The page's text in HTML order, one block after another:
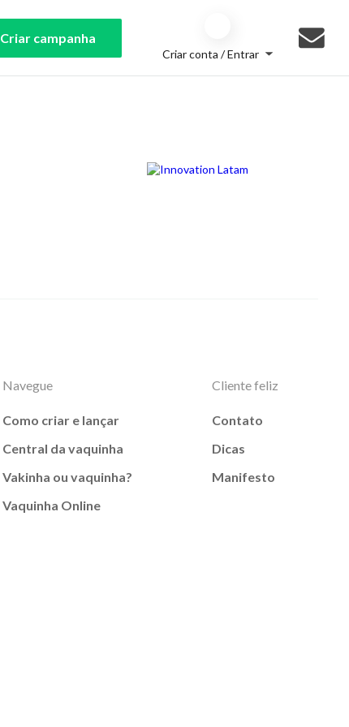
Criar campanha
Criar conta / Entrar
Navegue
Como criar e lançar
Central da vaquinha
Vakinha ou vaquinha?
Vaquinha Online
Cliente feliz
Contato
Dicas
Manifesto